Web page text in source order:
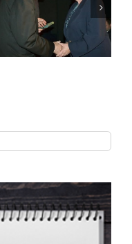
Zmarła Wanda
Czubernatowa